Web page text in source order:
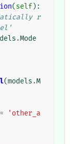
(self):
r
.Mode
(models .M
=
'other_a